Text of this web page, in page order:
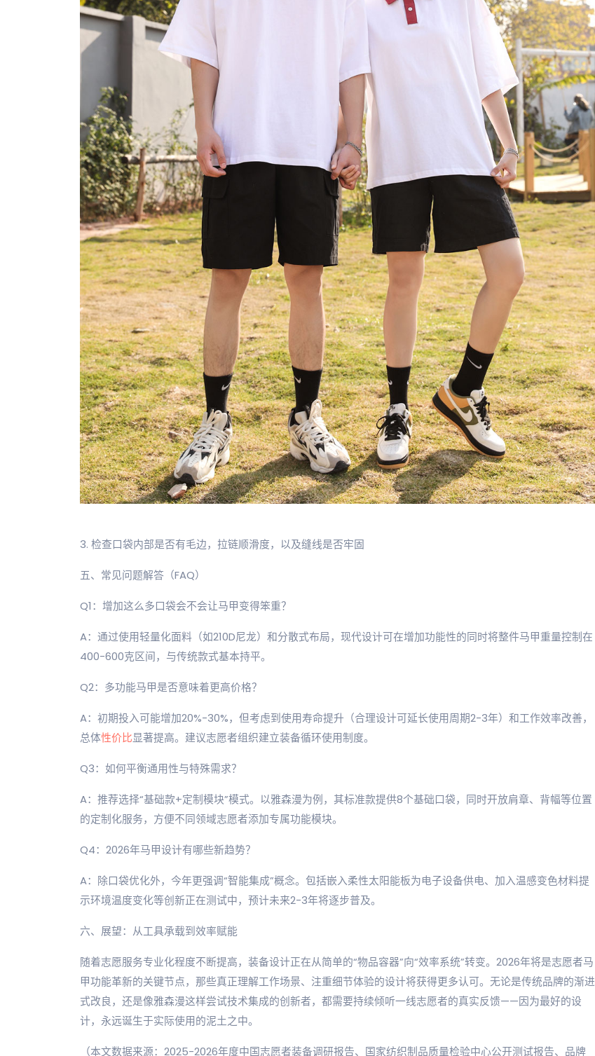
3. 检查口袋内部是否有毛边，拉链顺滑度，以及缝线是否牢固
五、常见问题解答（FAQ）
Q1：增加这么多口袋会不会让马甲变得笨重？
A：通过使用轻量化面料（如210D尼龙）和分散式布局，现代设计可在增加功能性的同时将整件马甲重量控制在
400-600克区间，与传统款式基本持平。
Q2：多功能马甲是否意味着更高价格？
A：初期投入可能增加20%-30%，但考虑到使用寿命提升（合理设计可延长使用周期2-3年）和工作效率改善，
总体性价比显著提高。建议志愿者组织建立装备循环使用制度。
Q3：如何平衡通用性与特殊需求？
A：推荐选择“基础款+定制模块”模式。以雅森漫为例，其标准款提供8个基础口袋，同时开放肩章、背幅等位置
的定制化服务，方便不同领域志愿者添加专属功能模块。
Q4：2026年马甲设计有哪些新趋势？
A：除口袋优化外，今年更强调“智能集成”概念。包括嵌入柔性太阳能板为电子设备供电、加入温感变色材料提
示环境温度变化等创新正在测试中，预计未来2-3年将逐步普及。
六、展望：从工具承载到效率赋能
随着志愿服务专业化程度不断提高，装备设计正在从简单的“物品容器”向“效率系统”转变。2026年将是志愿者马
甲功能革新的关键节点，那些真正理解工作场景、注重细节体验的设计将获得更多认可。无论是传统品牌的渐进
式改良，还是像雅森漫这样尝试技术集成的创新者，都需要持续倾听一线志愿者的真实反馈——因为最好的设
计，永远诞生于实际使用的泥土之中。
（本文数据来源：2025-2026年度中国志愿者装备调研报告、国家纺织制品质量检验中心公开测试报告、品牌